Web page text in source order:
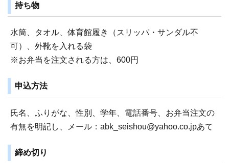
持ち物
水筒、タオル、体育館履き（スリッパ・サンダル不
可）、外靴を入れる袋
※お弁当を注文される方は、600円
申込方法
氏名、ふりがな、性別、学年、電話番号、お弁当注文の
有無を明記し、メール：abk_seishou@yahoo.co.jpあて
締め切り